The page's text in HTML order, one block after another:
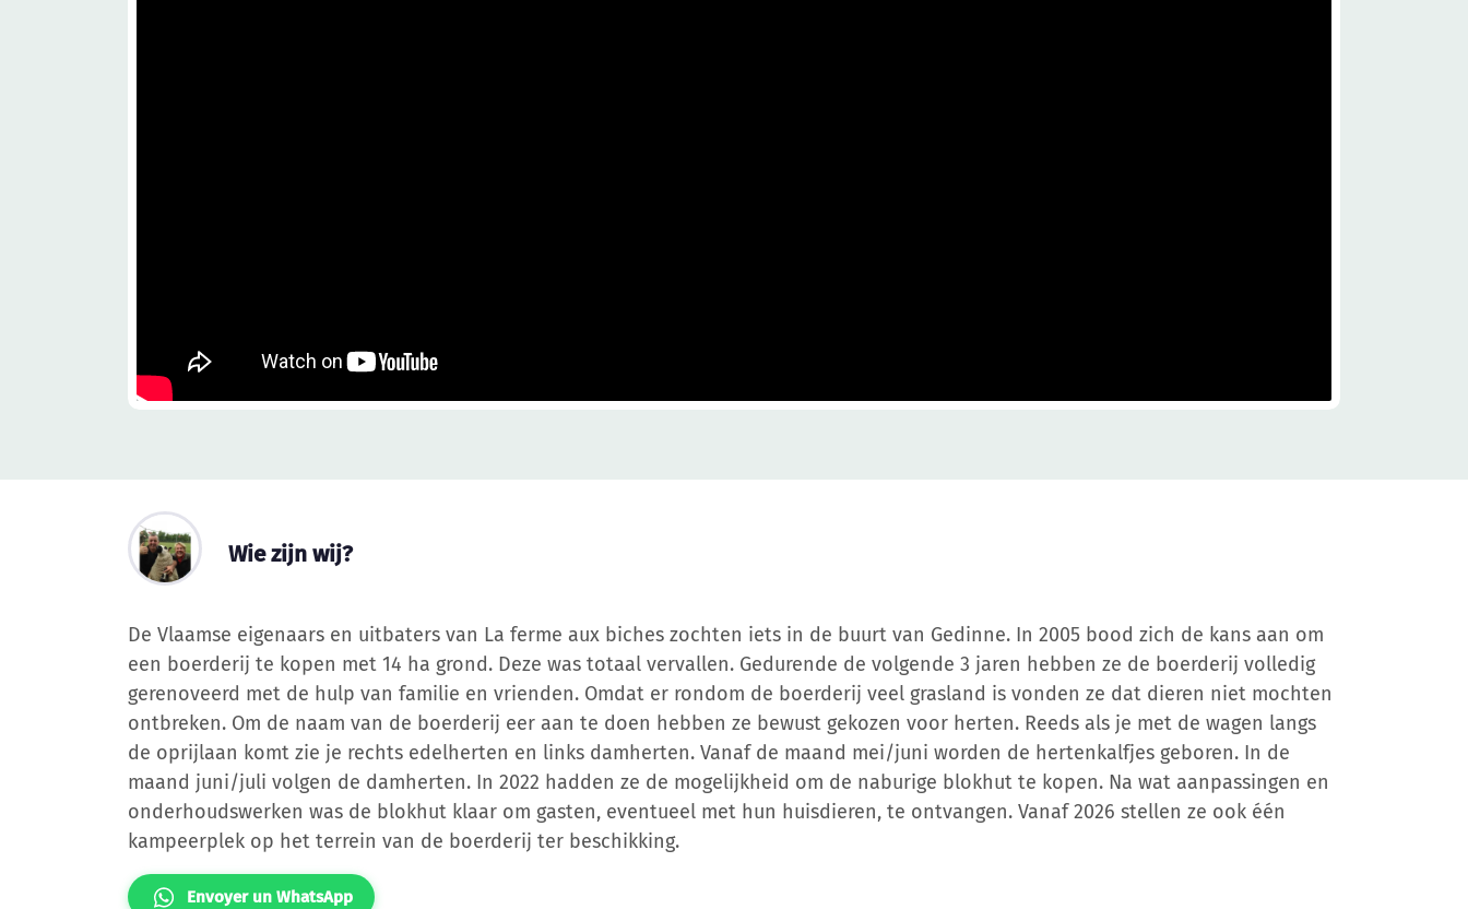
Wie zijn wij?
De Vlaamse eigenaars en uitbaters van La ferme aux biches zochten iets in de buurt van Gedinne. In 2005 bood zich de kans aan om
een boerderij te kopen met 14 ha grond. Deze was totaal vervallen. Gedurende de volgende 3 jaren hebben ze de boerderij volledig
gerenoveerd met de hulp van familie en vrienden. Omdat er rondom de boerderij veel grasland is vonden ze dat dieren niet mochten
ontbreken. Om de naam van de boerderij eer aan te doen hebben ze bewust gekozen voor herten. Reeds als je met de wagen langs
de oprijlaan komt zie je rechts edelherten en links damherten. Vanaf de maand mei/juni worden de hertenkalfjes geboren. In de
maand juni/juli volgen de damherten. In 2022 hadden ze de mogelijkheid om de naburige blokhut te kopen. Na wat aanpassingen en
onderhoudswerken was de blokhut klaar om gasten, eventueel met hun huisdieren, te ontvangen. Vanaf 2026 stellen ze ook één
kampeerplek op het terrein van de boerderij ter beschikking.
Envoyer un WhatsApp